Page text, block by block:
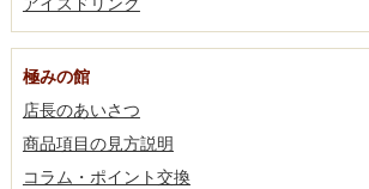
極みの館
店長のあいさつ
商品項目の見方説明
コラム・ポイント交換